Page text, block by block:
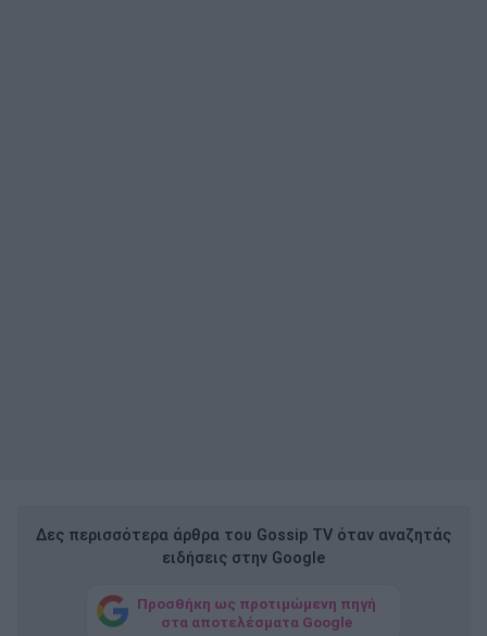
Δες περισσότερα άρθρα του Gossip TV όταν αναζητάς
ειδήσεις στην Google
Προσθήκη ως προτιμώμενη πηγή
στα αποτελέσματα Google